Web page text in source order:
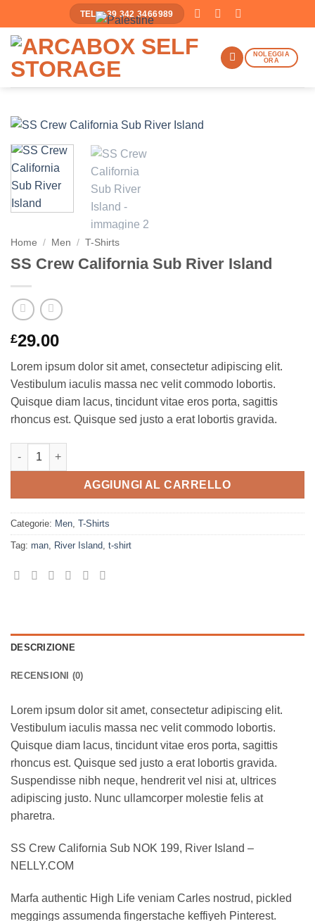
ai
contenuti
TEL: +39 342 3466989
NOLEGGIA
ORA
Home / Men / T-Shirts
SS Crew California Sub River Island
£29.00
Lorem ipsum dolor sit amet, consectetur adipiscing elit.
Vestibulum iaculis massa nec velit commodo lobortis.
Quisque diam lacus, tincidunt vitae eros porta, sagittis
rhoncus est. Quisque sed justo a erat lobortis gravida.
SS Crew California Sub River Island quantità
AGGIUNGI AL CARRELLO
Categorie: Men, T-Shirts
Tag: man, River Island, t-shirt
DESCRIZIONE
RECENSIONI (0)
Lorem ipsum dolor sit amet, consectetur adipiscing elit.
Vestibulum iaculis massa nec velit commodo lobortis.
Quisque diam lacus, tincidunt vitae eros porta, sagittis
rhoncus est. Quisque sed justo a erat lobortis gravida.
Suspendisse nibh neque, hendrerit vel nisi at, ultrices
adipiscing justo. Nunc ullamcorper molestie felis at
pharetra.
SS Crew California Sub NOK 199, River Island –
NELLY.COM
Marfa authentic High Life veniam Carles nostrud, pickled
meggings assumenda fingerstache keffiyeh Pinterest.